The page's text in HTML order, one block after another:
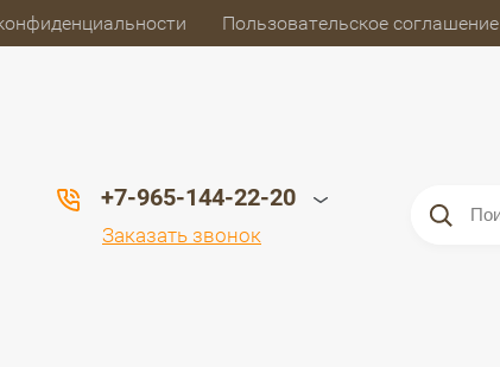
Пользовательское соглашение
+7-965-144-22-20
Заказать звонок